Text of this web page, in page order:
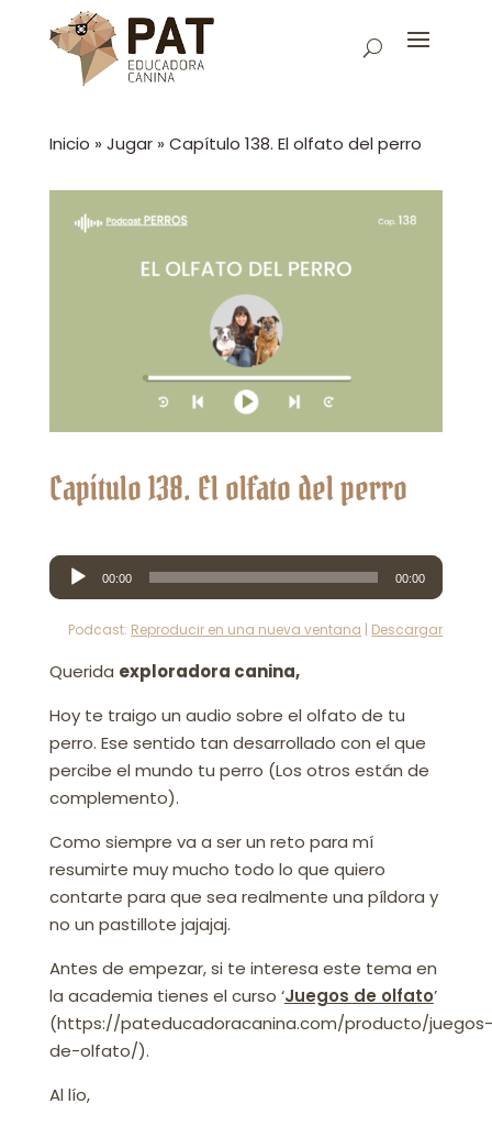
Inicio » Jugar» Capítulo 138. El olfato del perro
Capítulo 138. El olfato del perro
Reproductor
de
audio
00:00 00:00
Podcast: Reproducir en una nueva ventana | Descargar
Querida exploradora canina,
Hoy te traigo un audio sobre el olfato de tu
perro. Ese sentido tan desarrollado con el que
percibe el mundo tu perro (Los otros están de
complemento).
Como siempre va a ser un reto para mí
resumirte muy mucho todo lo que quiero
contarte para que sea realmente una píldora y
no un pastillote jajajaj.
Antes de empezar, si te interesa este tema en
la academia tienes el curso ‘Juegos de olfato’
(https://pateducadoracanina.com/producto/juegos-
de-olfato/).
Al lío,